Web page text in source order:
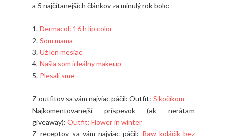
a 5 najčítanejších článkov za minulý rok bolo:
1.Dermacol: 16 h lip color
2.Som mama
3.Už len mesiac
4.Našla som ideálny makeup
5. Plesali sme
Z outfitov sa vám najviac páčil: Outfit: S kočíkom
Najkomentovanejší príspevok (ak nerátam
giveaway): Outfit: Flower in winter
Z receptov sa vám najviac páčil: Raw koláčik bez